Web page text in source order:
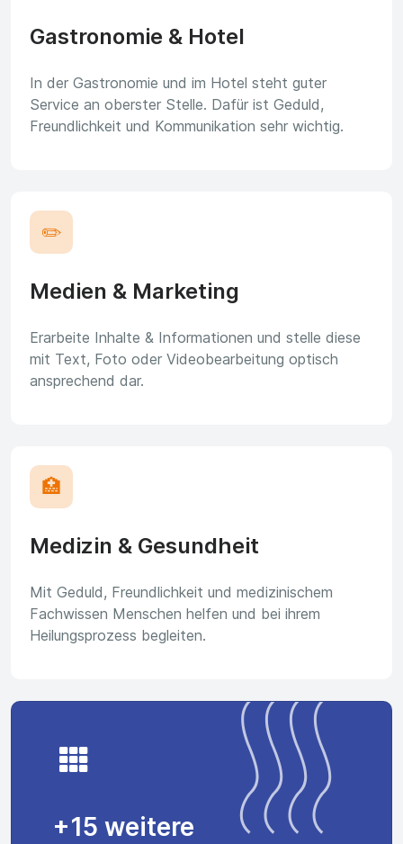
Gastronomie & Hotel
In der Gastronomie und im Hotel steht guter
Service an oberster Stelle. Dafür ist Geduld,
Freundlichkeit und Kommunikation sehr wichtig.
✏️
Medien & Marketing
Erarbeite Inhalte & Informationen und stelle diese
mit Text, Foto oder Videobearbeitung optisch
ansprechend dar.
🏥
Medizin & Gesundheit
Mit Geduld, Freundlichkeit und medizinischem
Fachwissen Menschen helfen und bei ihrem
Heilungsprozess begleiten.
+15 weitere